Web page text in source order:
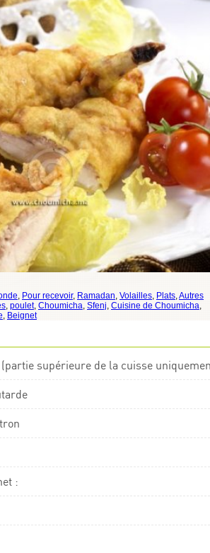
, Pour recevoir, Ramadan, Volailles, Plats,Autres
, poulet, Choumicha, Sfenj, Cuisine de Choumicha,
, Beignet
supérieure de la cuisse
: